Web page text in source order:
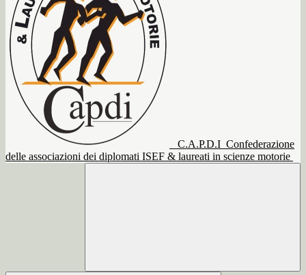
C.A.P.D.I Confederazione
delle associazioni dei diplomati ISEF & laureati in scienze motorie